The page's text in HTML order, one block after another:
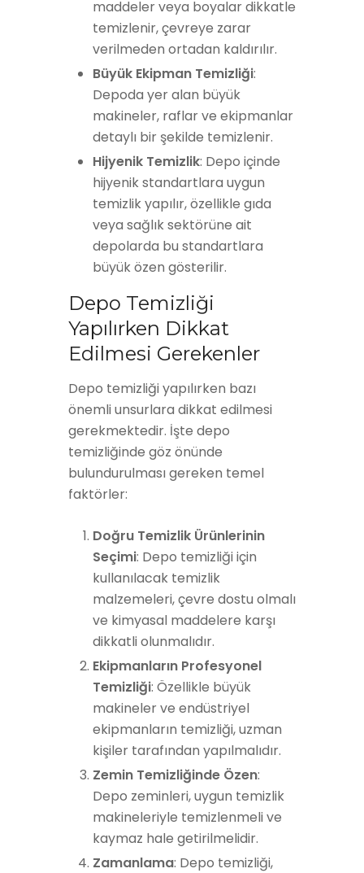
maddeler veya boyalar dikkatle
temizlenir, çevreye zarar
verilmeden ortadan kaldırılır.
Büyük Ekipman Temizliği:
Depoda yer alan büyük
makineler, raflar ve ekipmanlar
detaylı bir şekilde temizlenir.
Hijyenik Temizlik: Depo içinde
hijyenik standartlara uygun
temizlik yapılır, özellikle gıda
veya sağlık sektörüne ait
depolarda bu standartlara
büyük özen gösterilir.
Depo Temizliği
Yapılırken Dikkat
Edilmesi Gerekenler
Depo temizliği yapılırken bazı
önemli unsurlara dikkat edilmesi
gerekmektedir. İşte depo
temizliğinde göz önünde
bulundurulması gereken temel
faktörler:
Doğru Temizlik Ürünlerinin
Seçimi: Depo temizliği için
kullanılacak temizlik
malzemeleri, çevre dostu olmalı
ve kimyasal maddelere karşı
dikkatli olunmalıdır.
Ekipmanların Profesyonel
Temizliği: Özellikle büyük
makineler ve endüstriyel
ekipmanların temizliği, uzman
kişiler tarafından yapılmalıdır.
Zemin Temizliğinde Özen:
Depo zeminleri, uygun temizlik
makineleriyle temizlenmeli ve
kaymaz hale getirilmelidir.
Zamanlama: Depo temizliği,